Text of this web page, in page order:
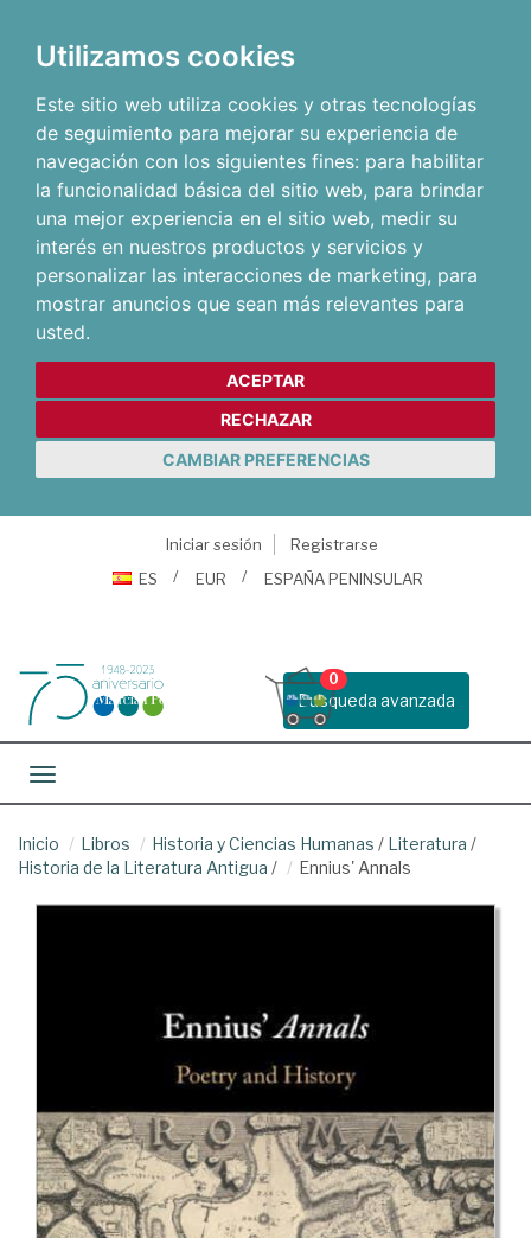
Utilizamos cookies
Este sitio web utiliza cookies y otras tecnologías
de seguimiento para mejorar su experiencia de
navegación con los siguientes fines: para habilitar
la funcionalidad básica del sitio web, para brindar
una mejor experiencia en el sitio web, medir su
interés en nuestros productos y servicios y
personalizar las interacciones de marketing, para
mostrar anuncios que sean más relevantes para
usted.
ACEPTAR
RECHAZAR
CAMBIAR PREFERENCIAS
Iniciar sesión
Registrarse
ES
EUR ESPAÑA PENINSULAR
Busqueda avanzada
0
Toggle navigation
Inicio Libros Historia y Ciencias Humanas / Literatura /
Historia de la Literatura Antigua / Ennius' Annals